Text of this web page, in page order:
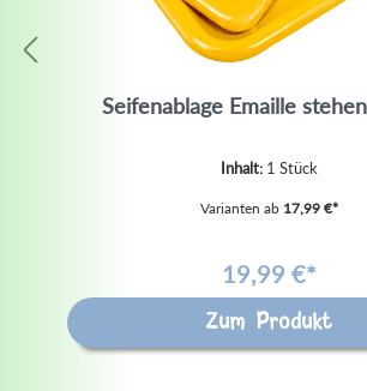
Seifenablage Emaille
Inhalt: 1 Stück
Varianten ab17,99 €*
19,99 €*
Zum Produkt